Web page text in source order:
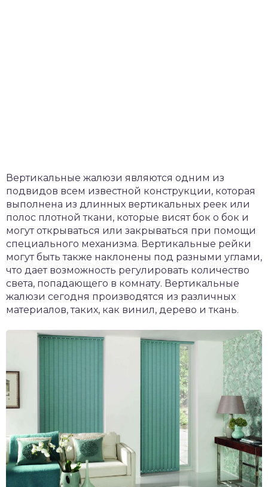
Вертикальные жалюзи являются одним из
подвидов всем известной конструкции, которая
выполнена из длинных вертикальных реек или
полос плотной ткани, которые висят бок о бок и
могут открываться или закрываться при помощи
специального механизма. Вертикальные рейки
могут быть также наклонены под разными углами,
что дает возможность регулировать количество
света, попадающего в комнату. Вертикальные
жалюзи сегодня производятся из различных
материалов, таких, как винил, дерево и ткань.